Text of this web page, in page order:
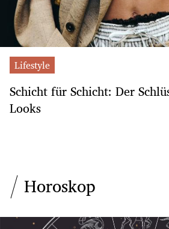
Lifestyle
Schicht für Schicht: Der
Looks
Horoskop